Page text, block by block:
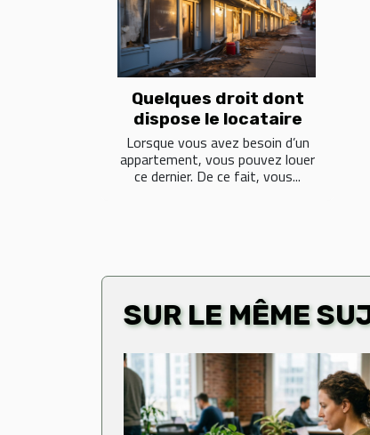
Quelques droit dont
dispose le locataire
Lorsque vous avez besoin d’un
appartement, vous pouvez louer
ce dernier. De ce fait, vous...
SUR LE MÊME